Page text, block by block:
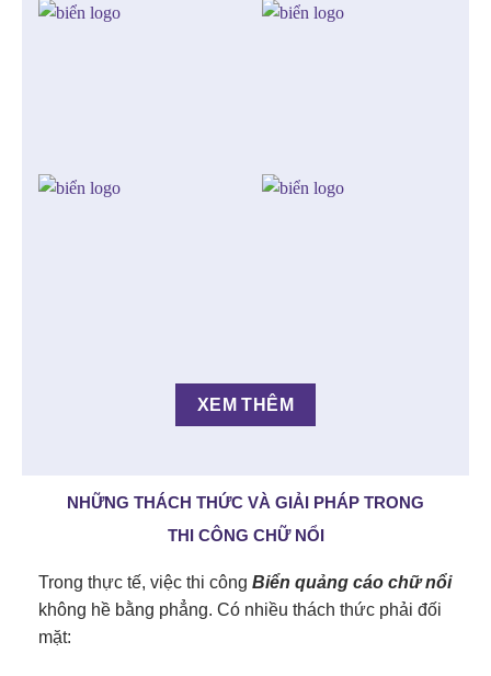
XEM THÊM
NHỮNG THÁCH THỨC VÀ GIẢI PHÁP TRONG
THI CÔNG CHỮ NỔI
Trong thực tế, việc thi công Biển quảng cáo chữ nổi
không hề bằng phẳng. Có nhiều thách thức phải đối
mặt: